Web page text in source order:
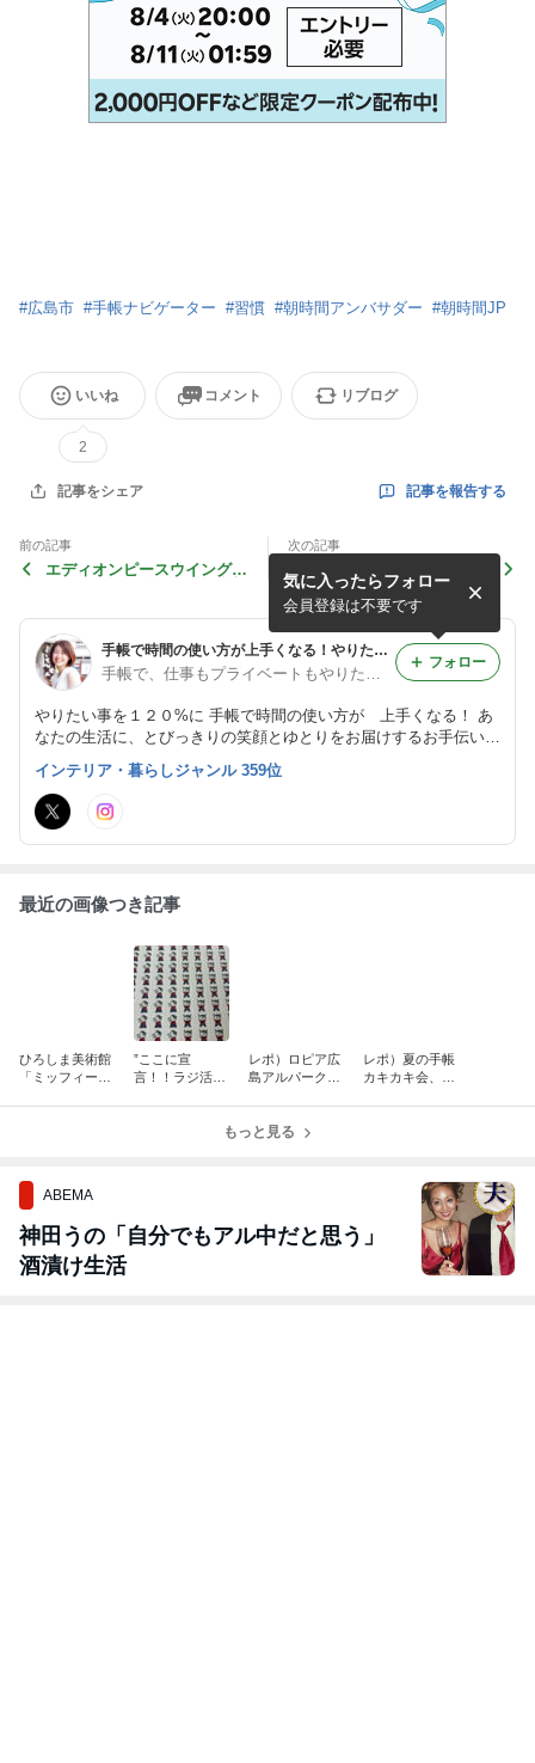
#広島市 #手帳ナビゲーター #習慣 #朝時間アンバサダー #朝時間JP
いいね
2
コメント リブログ
記事をシェア 記事を報告する
前の記事
エディオンピースウイング、
次の記事
朝時間.jp ランクアップアッ
プの自宅モーニング
手帳で時間の使い方が上手くなる！やりたい事を120%に♫ナオミスタイルで毎日ハッピーライフ＠上田直美
やりたい事を１２０%に 手帳で時間の使い方が 上手くなる！ あ
なたの生活に、とびっきりの笑顔とゆとりをお届けするお手伝いを
しています。 「買って満足にならない 書く事が習慣化するオン
ライン手帳グループ」管理者
気に入ったらフォロー
会員登録は不要です
フォロー
インテリア・暮らしジャンル 359位
最近の画像つき記事
ひろしま美術館
「ミッフィー
”ここに宣
言！！ラジ活、
レポ）ロピア広
島アルパーク店
レポ）夏の手帳
カキカキ会、開
もっと見る
ABEMA
神田うの「自分でもアル中だと思う」
酒漬け生活